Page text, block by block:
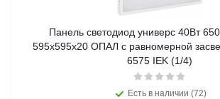
Панель светодиод универс 40Вт
595х595х20 ОПАЛ с равномерной
6575 IEK (1/4)
Есть в наличии (72)